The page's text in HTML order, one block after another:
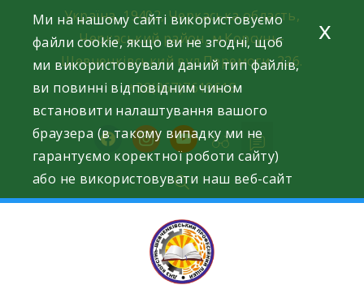
content
Україна, 19402, Черкаська область,
Черкаський район, м.Корсунь-
Шевченківський вул.Перемоги, 226.
+38(067)7619618
facebookinstagram
youtube
Ми на нашому сайті використовуємо
файли cookie, якщо ви не згодні, щоб
ми використовували даний тип файлів,
ви повинні відповідним чином
встановити налаштування вашого
браузера (в такому випадку ми не
гарантуємо коректної роботи сайту)
або не використовувати наш веб-сайт
x